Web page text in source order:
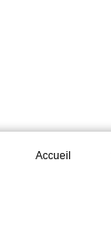
Accueil